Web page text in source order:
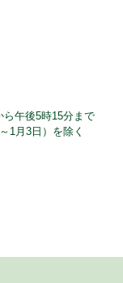
午後5時15分まで
1月3日）を除く